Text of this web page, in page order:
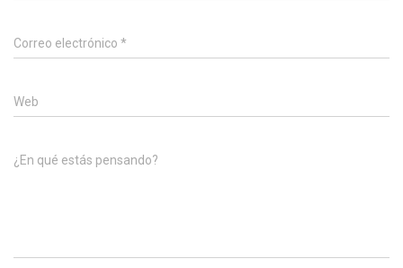
Correo electrónico *
Web
¿En qué estás pensando?